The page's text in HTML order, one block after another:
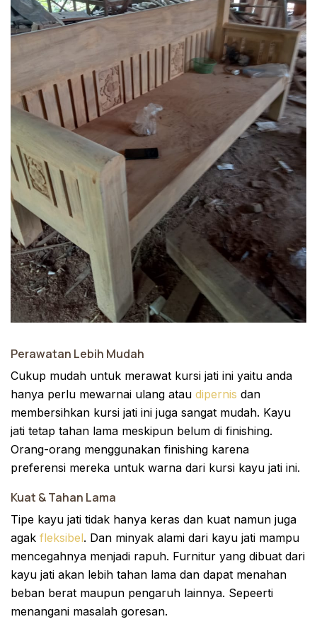
Perawatan Lebih Mudah
Cukup mudah untuk merawat kursi jati ini yaitu anda
hanya perlu mewarnai ulang atau dipernis dan
membersihkan kursi jati ini juga sangat mudah. Kayu
jati tetap tahan lama meskipun belum di finishing.
Orang-orang menggunakan finishing karena
preferensi mereka untuk warna dari kursi kayu jati ini.
Kuat & Tahan Lama
Tipe kayu jati tidak hanya keras dan kuat namun juga
agak fleksibel. Dan minyak alami dari kayu jati mampu
mencegahnya menjadi rapuh. Furnitur yang dibuat dari
kayu jati akan lebih tahan lama dan dapat menahan
beban berat maupun pengaruh lainnya. Sepeerti
menangani masalah goresan.